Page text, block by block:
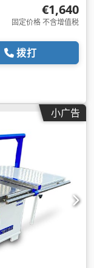
€1,640
固定价格 不含增值税
拨打
小广告